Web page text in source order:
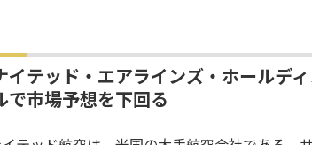
イテッド‧エアラインズ‧ホールデ
で市場予想を下回る